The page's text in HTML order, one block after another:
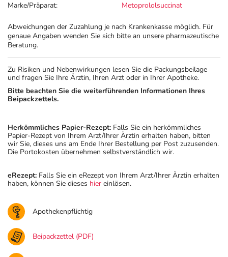
Marke/Präparat:
Metoprololsuccinat
Abweichungen der Zuzahlung je nach Krankenkasse möglich. Für
genaue Angaben wenden Sie sich bitte an unsere pharmazeutische
Beratung.
Zu Risiken und Nebenwirkungen lesen Sie die Packungsbeilage
und fragen Sie Ihre Ärztin, Ihren Arzt oder in Ihrer Apotheke.
Bitte beachten Sie die weiterführenden Informationen Ihres
Beipackzettels.
Herkömmliches Papier-Rezept: Falls Sie ein herkömmliches
Papier-Rezept von Ihrem Arzt/Ihrer Ärztin erhalten haben, bitten
wir Sie, dieses uns am Ende Ihrer Bestellung per Post zuzusenden.
Die Portokosten übernehmen selbstverständlich wir.
eRezept: Falls Sie ein eRezept von Ihrem Arzt/Ihrer Ärztin erhalten
haben, können Sie dieses hier einlösen.
Apothekenpflichtig
Beipackzettel (PDF)